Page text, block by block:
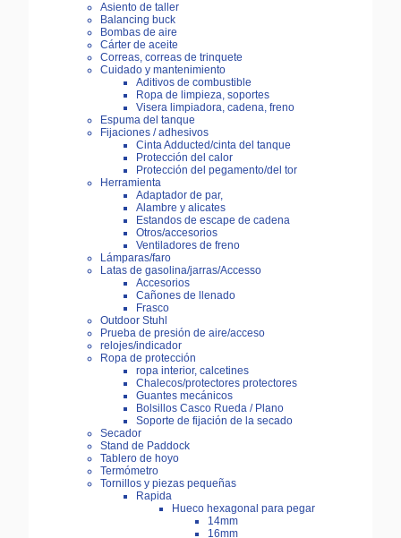
Asiento de taller
Balancing buck
Bombas de aire
Cárter de aceite
Correas, correas de trinquete
Cuidado y mantenimiento
Aditivos de combustible
Ropa de limpieza, soportes
Visera limpiadora, cadena, freno
Espuma del tanque
Fijaciones / adhesivos
Cinta Adducted/cinta del tanque
Protección del calor
Protección del pegamento/del tor
Herramienta
Adaptador de par,
Alambre y alicates
Estandos de escape de cadena
Otros/accesorios
Ventiladores de freno
Lámparas/faro
Latas de gasolina/jarras/Accesso
Accesorios
Cañones de llenado
Frasco
Outdoor Stuhl
Prueba de presión de aire/acceso
relojes/indicador
Ropa de protección
ropa interior, calcetines
Chalecos/protectores protectores
Guantes mecánicos
Bolsillos Casco Rueda / Plano
Soporte de fijación de la secado
Secador
Stand de Paddock
Tablero de hoyo
Termómetro
Tornillos y piezas pequeñas
Rapida
Hueco hexagonal para pegar
14mm
16mm